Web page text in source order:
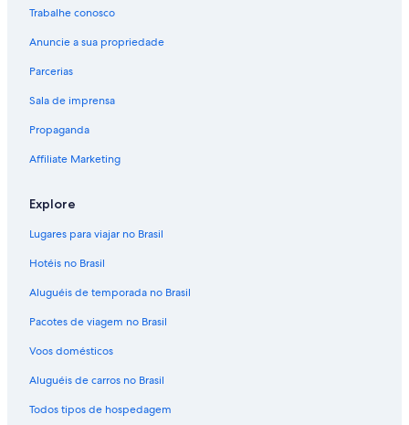
Trabalhe conosco
Anuncie a sua propriedade
Parcerias
Sala de imprensa
Propaganda
Affiliate Marketing
Explore
Lugares para viajar no Brasil
Hotéis no Brasil
Aluguéis de temporada no Brasil
Pacotes de viagem no Brasil
Voos domésticos
Aluguéis de carros no Brasil
Todos tipos de hospedagem